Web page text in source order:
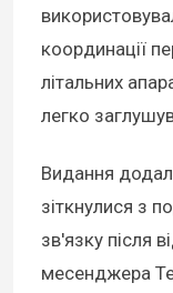
координації
літальних
легко
Видання
зіткнулися з
зв'язку після
месенджера